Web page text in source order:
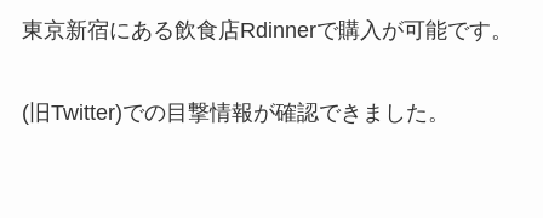
東京新宿にある飲食店Rdinnerで購入が可能です。
(旧Twitter)での目撃情報が確認できました。